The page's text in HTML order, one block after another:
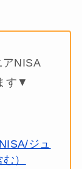
アNISA
す▼
ジュ
）